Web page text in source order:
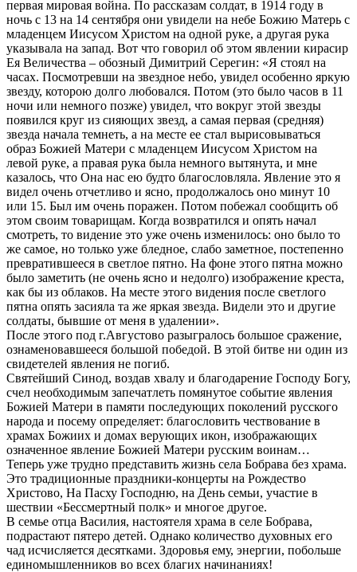
первая мировая война. По рассказам солдат, в 1914 году в
ночь с 13 на 14 сентября они увидели на небе Божию Матерь с
младенцем Иисусом Христом на одной руке, а другая рука
указывала на запад. Вот что говорил об этом явлении кирасир
Ея Величества – обозный Димитрий Серегин: «Я стоял на
часах. Посмотревши на звездное небо, увидел особенно яркую
звезду, которою долго любовался. Потом (это было часов в 11
ночи или немного позже) увидел, что вокруг этой звезды
появился круг из сияющих звезд, а самая первая (средняя)
звезда начала темнеть, а на месте ее стал вырисовываться
образ Божией Матери с младенцем Иисусом Христом на
левой руке, а правая рука была немного вытянута, и мне
казалось, что Она нас ею будто благословляла. Явление это я
видел очень отчетливо и ясно, продолжалось оно минут 10
или 15. Был им очень поражен. Потом побежал сообщить об
этом своим товарищам. Когда возвратился и опять начал
смотреть, то видение это уже очень изменилось: оно было то
же самое, но только уже бледное, слабо заметное, постепенно
превратившееся в светлое пятно. На фоне этого пятна можно
было заметить (не очень ясно и недолго) изображение креста,
как бы из облаков. На месте этого видения после светлого
пятна опять засияла та же яркая звезда. Видели это и другие
солдаты, бывшие от меня в удалении».
После этого под г.Августово разыгралось большое сражение,
ознаменовавшееся большой победой. В этой битве ни один из
свидетелей явления не погиб.
Святейший Синод, воздав хвалу и благодарение Господу Богу,
счел необходимым запечатлеть помянутое событие явления
Божией Матери в памяти последующих поколений русского
народа и посему определяет: благословить чествование в
храмах Божиих и домах верующих икон, изображающих
означенное явление Божией Матери русским воинам…
Теперь уже трудно представить жизнь села Бобрава без храма.
Это традиционные праздники-концерты на Рождество
Христово, На Пасху Господню, на День семьи, участие в
шествии «Бессмертный полк» и многое другое.
В семье отца Василия, настоятеля храма в селе Бобрава,
подрастают пятеро детей. Однако количество духовных его
чад исчисляется десятками. Здоровья ему, энергии, побольше
единомышленников во всех благих начинаниях!